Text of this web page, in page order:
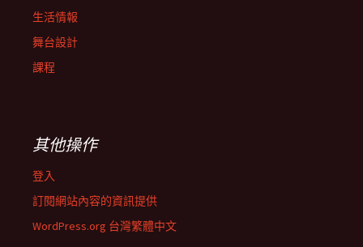
生活情報
舞台設計
課程
其他操作
登入
訂閱網站內容的資訊提供
WordPress.org 台灣繁體中文